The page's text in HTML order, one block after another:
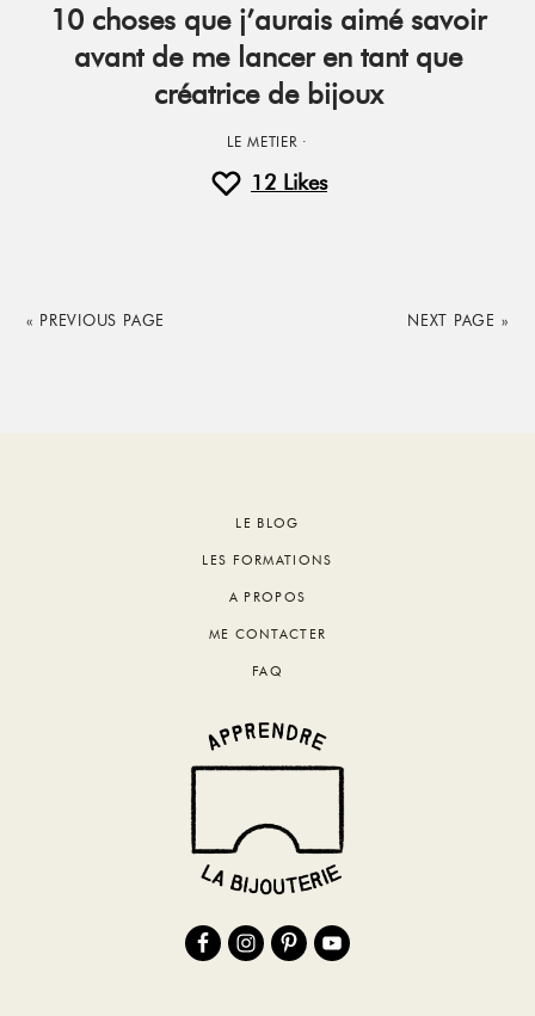
10 choses que j’aurais aimé savoir
avant de me lancer en tant que
créatrice de bijoux
LE METIER·
12 Likes
« PREVIOUS PAGE NEXT PAGE »
LE BLOG
LES FORMATIONS
A PROPOS
ME CONTACTER
FAQ